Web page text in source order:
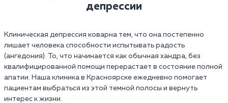
депрессии
Клиническая депрессия коварна тем, что она постепенно
лишает человека способности испытывать радость
(ангедония). То, что начинается как обычная хандра, без
квалифицированной помощи перерастает в состояние полной
апатии. Наша клиника в Красноярске ежедневно помогает
пациентам выбраться из этой темной полосы и вернуть
интерес к жизни.